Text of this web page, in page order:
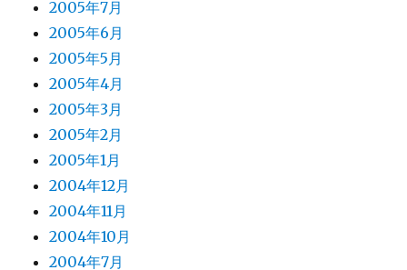
2005年7月
2005年6月
2005年5月
2005年4月
2005年3月
2005年2月
2005年1月
2004年12月
2004年11月
2004年10月
2004年7月